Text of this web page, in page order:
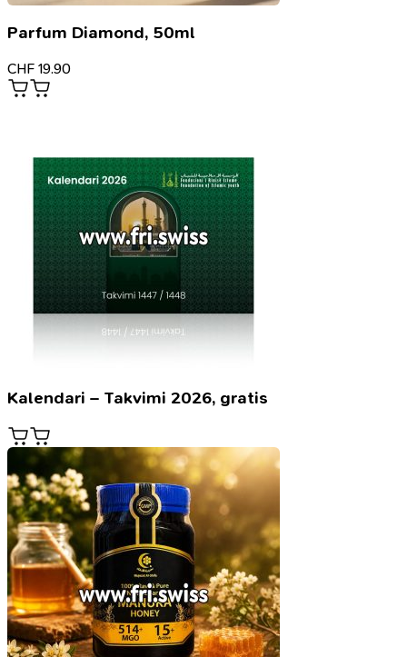
Parfum Diamond, 50ml
CHF 19.90
Kalendari – Takvimi 2026, gratis